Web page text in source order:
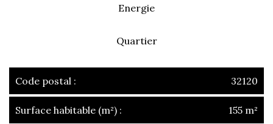
Energie
Quartier
Code postal : 32120
Surface habitable (m²) : 155 m²